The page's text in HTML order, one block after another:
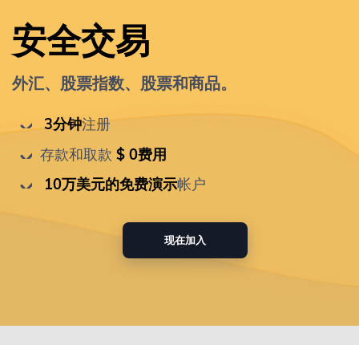
安全交易
外汇、股票指数、股票和商品。
3分钟注册
存款和取款 $ 0费用
10万美元的免费演示帐户
现在加入